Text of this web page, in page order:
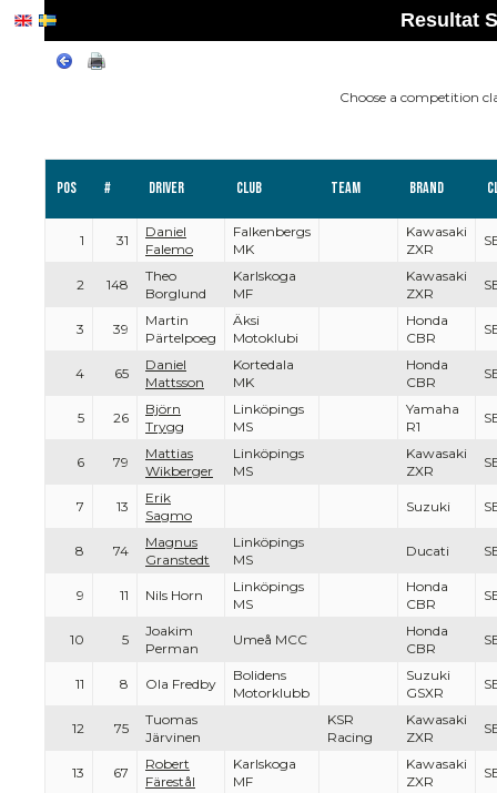
Resultat
Choose a competition
Pos # Driver Club Team Brand
1 31
Daniel
Falemo
Falkenbergs
MK
Kawasaki
ZXR
2 148
Theo
Borglund
Karlskoga
MF
Kawasaki
ZXR
3 39
Martin
Pärtelpoeg
Äksi
Motoklubi
Honda
CBR
4 65
Daniel
Mattsson
Kortedala
MK
Honda
CBR
5 26
Björn
Trygg
Linköpings
MS
Yamaha
R1
6 79
Mattias
Wikberger
Linköpings
MS
Kawasaki
ZXR
7 13
Erik
Sagmo
Suzuki
8 74
Magnus
Granstedt
Linköpings
MS
Ducati
9 11 Nils Horn
Linköpings
MS
Honda
CBR
10 5
Joakim
Perman
Umeå MCC
Honda
CBR
11 8 Ola Fredby
Bolidens
Motorklubb
Suzuki
GSXR
12 75
Tuomas
Järvinen
KSR
Racing
Kawasaki
ZXR
13 67
Robert
Färestål
Karlskoga
MF
Kawasaki
ZXR